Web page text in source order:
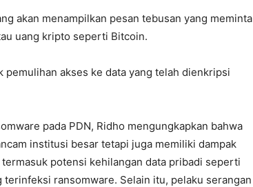
akan menampilkan pesan tebusan yang meminta
uang kripto seperti Bitcoin.
pemulihan akses ke data yang telah dienkripsi
pada PDN, Ridho mengungkapkan bahwa
institusi besar tetapi juga memiliki dampak
potensi kehilangan data pribadi seperti
ransomware. Selain itu, pelaku serangan